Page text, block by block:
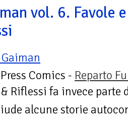
vol. 6. Favole e
Comics - Reparto
& Riflessi fa invece parte
alcune storie